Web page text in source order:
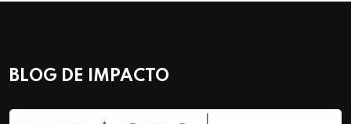
BLOG DE IMPACTO